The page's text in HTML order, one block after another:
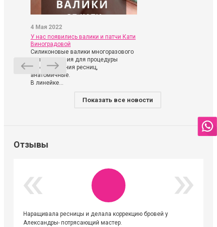
4 Мая 2022
У нас появились валики и патчи Кати
Виноградовой
Силиконовые валики многоразового
использования для процедуры
ламинирования ресниц,
анатомичные.
В линейке...
Показать все новости
Отзывы
Наращивала ресницы и делала коррекцию бровей у
Александры- потрясающий мастер.